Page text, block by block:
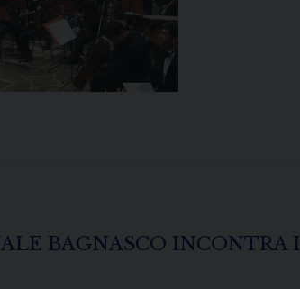
BAGNASCO INCONTRA I